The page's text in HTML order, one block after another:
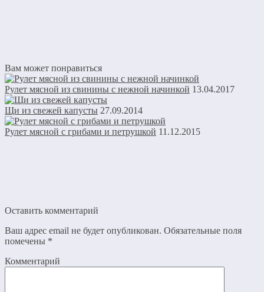
Вам может понравиться
Рулет мясной из свинины с нежной начинкой 13.04.2017
Щи из свежей капусты 27.09.2014
Рулет мясной с грибами и петрушкой 11.12.2015
Оставить комментарий
Ваш адрес email не будет опубликован. Обязательные поля
помечены *
Комментарий